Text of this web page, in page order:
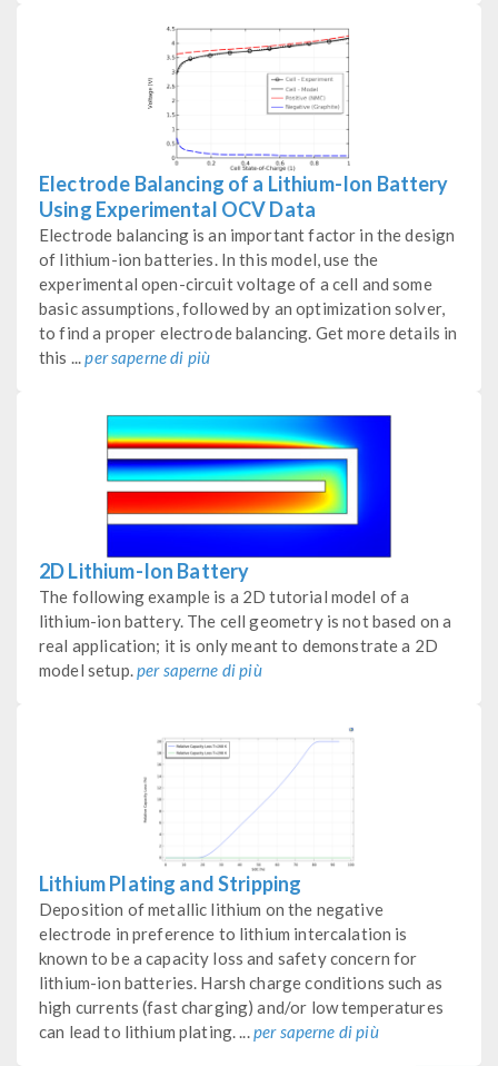
Electrode Balancing of a Lithium-Ion Battery
Using Experimental OCV Data
Electrode balancing is an important factor in the design
of lithium-ion batteries. In this model, use the
experimental open-circuit voltage of a cell and some
basic assumptions, followed by an optimization solver,
to find a proper electrode balancing. Get more details in
this ...per saperne di più
2D Lithium-Ion Battery
The following example is a 2D tutorial model of a
lithium-ion battery. The cell geometry is not based on a
real application; it is only meant to demonstrate a 2D
model setup.per saperne di più
Lithium Plating and Stripping
Deposition of metallic lithium on the negative
electrode in preference to lithium intercalation is
known to be a capacity loss and safety concern for
lithium-ion batteries. Harsh charge conditions such as
high currents (fast charging) and/or low temperatures
can lead to lithium plating. ...per saperne di più